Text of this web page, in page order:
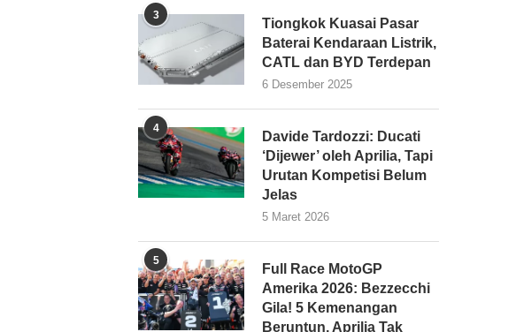
3
Tiongkok Kuasai Pasar
Baterai Kendaraan Listrik,
CATL dan BYD Terdepan
6 Desember 2025
4
Davide Tardozzi: Ducati
‘Dijewer’ oleh Aprilia, Tapi
Urutan Kompetisi Belum
Jelas
5 Maret 2026
5
Full Race MotoGP
Amerika 2026: Bezzecchi
Gila! 5 Kemenangan
Beruntun, Aprilia Tak